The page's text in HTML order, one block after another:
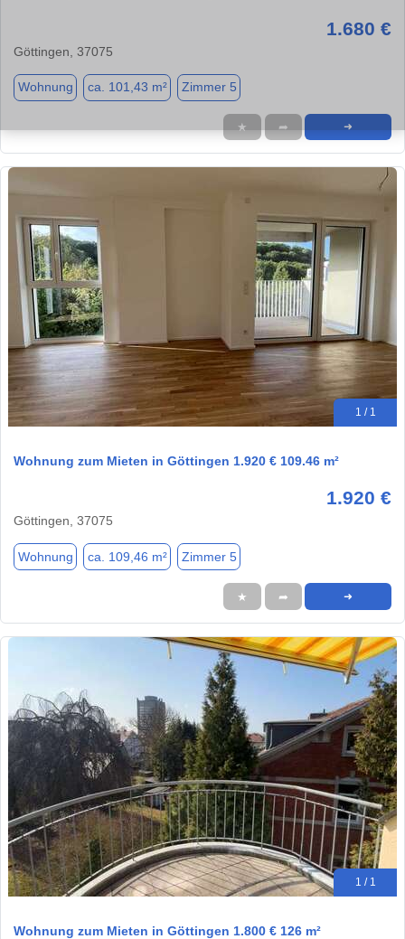
1.680 €
Göttingen, 37075
Wohnung ca. 101,43 m² Zimmer 5
★ ➦ ➜
1 / 1
Wohnung zum Mieten in Göttingen 1.920 € 109.46 m²
1.920 €
Göttingen, 37075
Wohnung ca. 109,46 m² Zimmer 5
★ ➦ ➜
1 / 1
Wohnung zum Mieten in Göttingen 1.800 € 126 m²